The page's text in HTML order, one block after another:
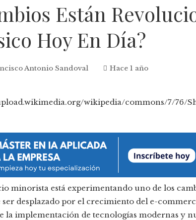
Están
Hoy En Día?
Antonio Sandoval Hace 1 año
minorista está experimentando uno de los
desplazado por el crecimiento del e-
la implementación de tecnologías modernas y